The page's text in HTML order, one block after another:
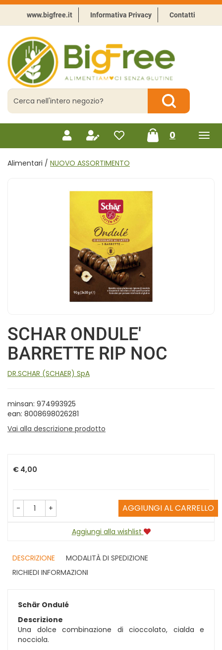
Passa
contenuto
principale
www.bigfree.it Informativa Privacy Contatti
BigFree
-
Punto
celiachia
Cerca
Prodotto
Cerca Prodotto
0prodotti
inseriti
Alimentari / NUOVO ASSORTIMENTO
SCHAR ONDULE'
BARRETTE RIP NOC
DR.SCHAR (SCHAER) SpA
minsan: 974993925
ean: 8008698026281
Vai alla descrizione prodotto
Prezzo
€ 4,00
- + AGGIUNGI AL CARRELLO
Aggiungi alla wishlist
DESCRIZIONE
MODALITÀ DI SPEDIZIONE
RICHIEDI INFORMAZIONI
Schär Ondulé
Descrizione
Una dolce combinazione di cioccolato, cialda e
nocciola.